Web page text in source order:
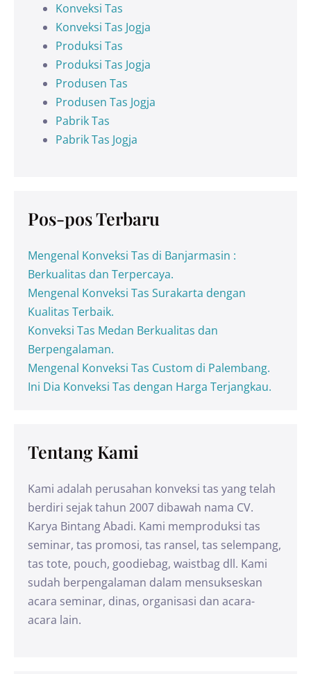
Konveksi Tas
Konveksi Tas Jogja
Produksi Tas
Produksi Tas Jogja
Produsen Tas
Produsen Tas Jogja
Pabrik Tas
Pabrik Tas Jogja
Pos-pos Terbaru
Mengenal Konveksi Tas di Banjarmasin :
Berkualitas dan Terpercaya.
Mengenal Konveksi Tas Surakarta dengan
Kualitas Terbaik.
Konveksi Tas Medan Berkualitas dan
Berpengalaman.
Mengenal Konveksi Tas Custom di Palembang.
Ini Dia Konveksi Tas dengan Harga Terjangkau.
Tentang Kami
Kami adalah perusahan konveksi tas yang telah
berdiri sejak tahun 2007 dibawah nama CV.
Karya Bintang Abadi. Kami memproduksi tas
seminar, tas promosi, tas ransel, tas selempang,
tas tote, pouch, goodiebag, waistbag dll. Kami
sudah berpengalaman dalam mensukseskan
acara seminar, dinas, organisasi dan acara-
acara lain.